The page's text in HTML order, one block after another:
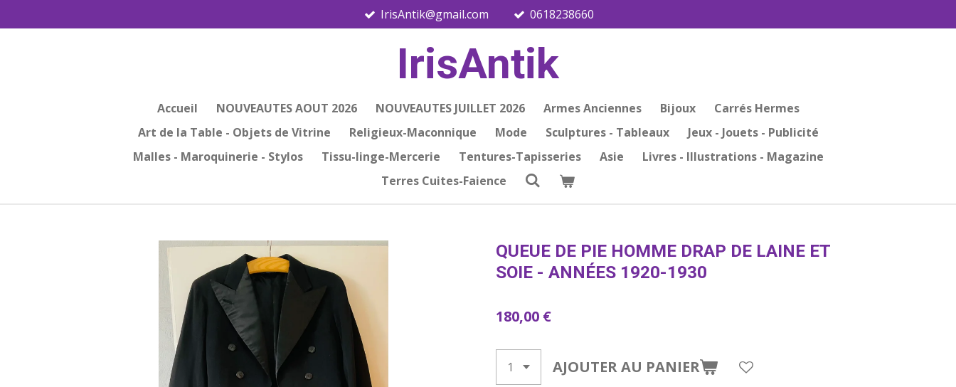
au
IrisAntik@gmail.com 0618238660
IrisAntik
Accueil NOUVEAUTES AOUT 2026 NOUVEAUTES JUILLET 2026 Armes Anciennes Bijoux
Carrés Hermes
Art de la Table - Objets de Vitrine
Religieux-Maconnique Mode Sculptures - Tableaux
Jeux - Jouets - Publicité
Malles - Maroquinerie - Stylos
Tissu-linge-Mercerie Tentures-Tapisseries Asie
Livres - Illustrations - Magazine
Terres Cuites-Faience
QUEUE DE PIE HOMME DRAP DE LAINE ET
SOIE - ANNÉES 1920-1930
180,00 €
AJOUTER AU PANIER